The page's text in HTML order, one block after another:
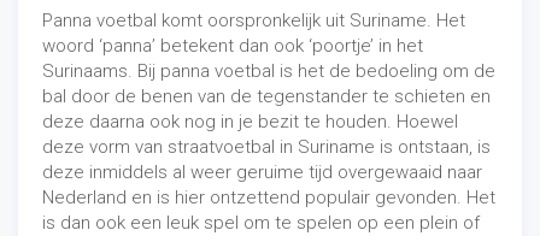
Panna voetbal komt oorspronkelijk uit Suriname. Het
woord ‘panna’ betekent dan ook ‘poortje’ in het
Surinaams. Bij panna voetbal is het de bedoeling om de
bal door de benen van de tegenstander te schieten en
deze daarna ook nog in je bezit te houden. Hoewel
deze vorm van straatvoetbal in Suriname is ontstaan, is
deze inmiddels al weer geruime tijd overgewaaid naar
Nederland en is hier ontzettend populair gevonden. Het
is dan ook een leuk spel om te spelen op een plein of